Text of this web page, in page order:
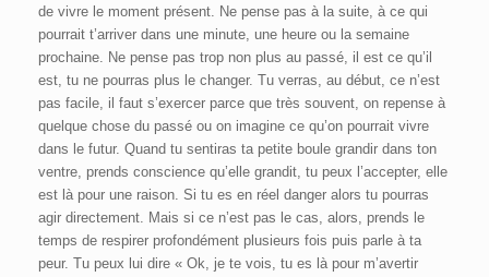
de vivre le moment présent. Ne pense pas à la suite, à ce qui
pourrait t’arriver dans une minute, une heure ou la semaine
prochaine. Ne pense pas trop non plus au passé, il est ce qu’il
est, tu ne pourras plus le changer. Tu verras, au début, ce n’est
pas facile, il faut s’exercer parce que très souvent, on repense à
quelque chose du passé ou on imagine ce qu’on pourrait vivre
dans le futur. Quand tu sentiras ta petite boule grandir dans ton
ventre, prends conscience qu’elle grandit, tu peux l’accepter, elle
est là pour une raison. Si tu es en réel danger alors tu pourras
agir directement. Mais si ce n’est pas le cas, alors, prends le
temps de respirer profondément plusieurs fois puis parle à ta
peur. Tu peux lui dire « Ok, je te vois, tu es là pour m’avertir